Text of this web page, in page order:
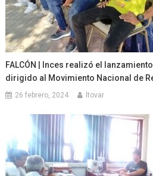
FALCÓN | Inces realizó el
dirigido al Movimiento Nacional de
26 febrero, 2024 ltovar